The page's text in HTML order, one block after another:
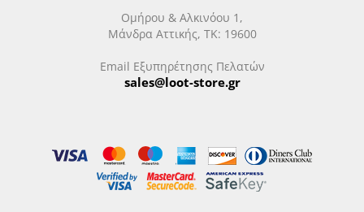
Ομήρου & Αλκινόου 1,
Μάνδρα Αττικής, ΤΚ: 19600
Email Εξυπηρέτησης Πελατών
sales@loot-store.gr